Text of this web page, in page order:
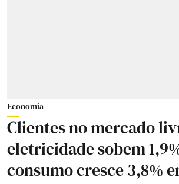
Economia
Clientes no mercado
eletricidade sobem
consumo cresce 3,8%